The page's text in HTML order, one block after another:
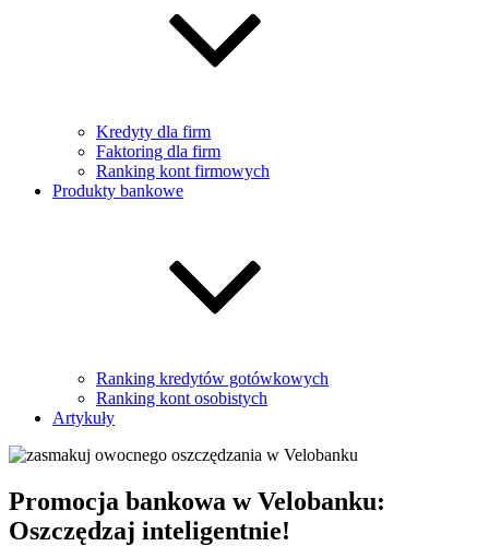
Kredyty dla firm
Faktoring dla firm
Ranking kont firmowych
Produkty bankowe
Ranking kredytów gotówkowych
Ranking kont osobistych
Artykuły
Promocja bankowa w Velobanku:
Oszczędzaj inteligentnie!